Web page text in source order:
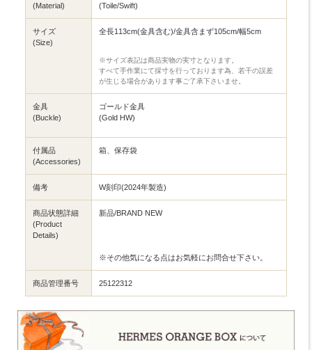
(Material)
(Toile/Swift)
サイズ
(Size)
全長113cm(金具含む)/金具含まず105cm/幅5cm
※サイズ表記は商品実物の実寸となります。
すべて手作業にて採寸を行っております為、若干の誤差
が生じる場合があります事ご了承下さいませ。
金具
(Buckle)
ゴールド金具
(Gold HW)
付属品
(Accessories)
箱、保存袋
備考 W刻印(2024年製造)
商品状態詳細
(Product
Details)
新品/BRAND NEW
※その他気になる点はお気軽にお問合せ下さい。
商品管理番号 25122312